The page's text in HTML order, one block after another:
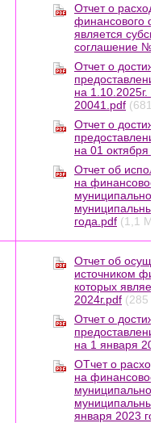
Отчет о
финансового
является
соглашение №2
Отчет о
предоставления
на 1.10.2025г.
20041.pdf (681
Отчет о
предоставления
на 01 октября
Отчет об
на финансовое
муниципального
муниципальных
года.pdf (1,1 МБ)
Отчет об
источником
которых
2024г.pdf (285
Отчет о
предоставления
на 1 января
ОТчет о
на финансовое
муниципального
муниципальных
января 2023